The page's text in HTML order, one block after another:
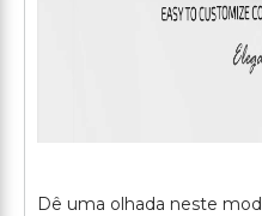
Dê uma olhada neste